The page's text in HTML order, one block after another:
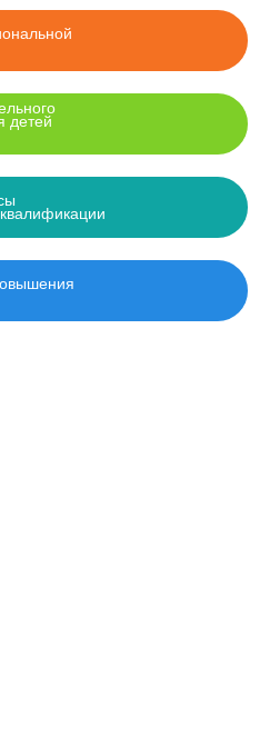
детей